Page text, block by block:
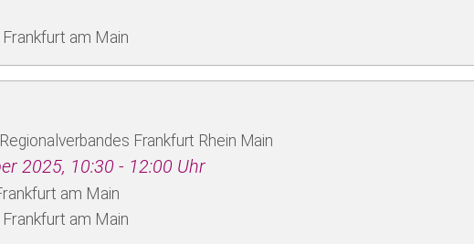
Frankfurt am Main
Frankfurt Rhein Main
2025, 10:30 ‐ 12:00 Uhr
am Main
Frankfurt am Main